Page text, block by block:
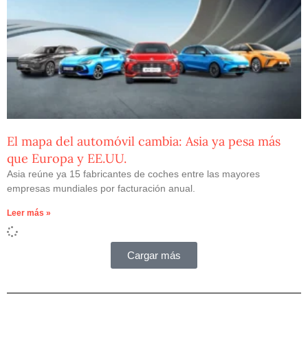
El mapa del automóvil cambia: Asia ya pesa más
que Europa y EE.UU.
Asia reúne ya 15 fabricantes de coches entre las mayores
empresas mundiales por facturación anual.
Leer más »
Cargar más